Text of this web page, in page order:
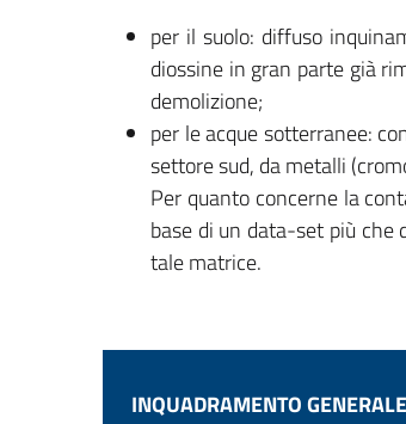
per il suolo: diffuso
diossine in gran parte già
demolizione;
per le acque sotterranee:
settore sud, da metalli
Per quanto concerne la
base di un data-set più che
tale matrice.
INQUADRAMENTO GENERALE